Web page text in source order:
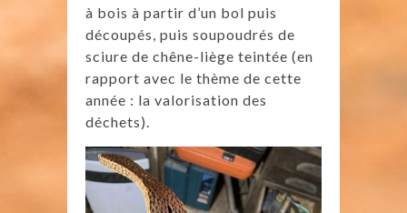
à bois à partir d’un bol puis
découpés, puis soupoudrés de
sciure de chêne-liège teintée (en
rapport avec le thème de cette
année : la valorisation des
déchets).